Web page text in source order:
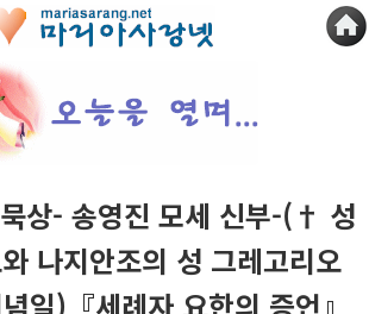
상- 송영진 모세 신부-(† 성
나지안조의 성 그레고리오
일)『세례자 요한의 증언』